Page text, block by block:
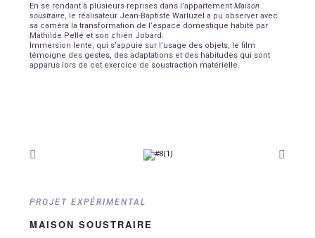
En se rendant à plusieurs reprises dans l’appartement Maison
soustraire , le réalisateur Jean-Baptiste Warluzel a pu observer avec
sa caméra la transformation de l’espace domestique habité par
Mathilde Pellé et son chien Jobard.
Immersion lente, qui s’appuie sur l’usage des objets, le film
témoigne des gestes, des adaptations et des habitudes qui sont
apparus lors de cet exercice de soustraction matérielle.
PROJET EXPÉRIMENTAL
MAISON SOUSTRAIRE